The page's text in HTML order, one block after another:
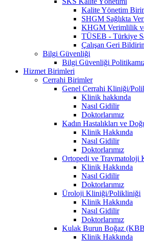
Kalite Yönetim
SHGM Sağlıkta
KHGM Verimlilik
TÜSEB - Türkiye
Çalışan Geri
Bilgi Güvenliği
Bilgi Güvenliği
Hizmet Birimleri
Cerrahi Birimler
Genel Cerrahi Kliniği/
Klinik hakkında
Nasıl Gidilir
Doktorlarımız
Kadın Hastalıkları ve
Klinik Hakkında
Nasıl Gidilir
Doktorlarımız
Ortopedi ve
Klinik Hakkında
Nasıl Gidilir
Doktorlarımız
Üroloji Kliniği/Polikliniği
Klinik Hakkında
Nasıl Gidilir
Doktorlarımız
Kulak Burun Boğaz
Klinik Hakkında